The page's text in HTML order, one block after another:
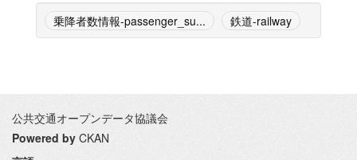
乗降者数情報-passenger_su... 鉄道-railway
公共交通オープンデータ協議会
Powered by CKAN